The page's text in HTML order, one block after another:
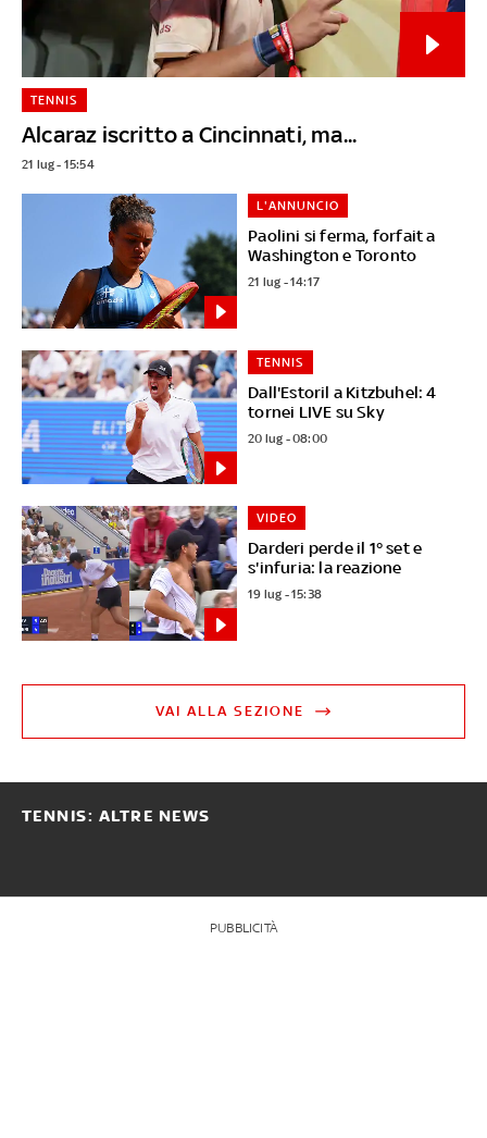
Alcaraz iscritto a Cincinnati, ma...
TENNIS
21 lug - 15:54
Paolini si ferma, forfait a
Washington e Toronto
L'ANNUNCIO
21 lug - 14:17
Dall'Estoril a Kitzbuhel: 4
tornei LIVE su Sky
TENNIS
20 lug - 08:00
Darderi perde il 1° set e
s'infuria: la reazione
VIDEO
19 lug - 15:38
VAI ALLA SEZIONE
TENNIS: ALTRE NEWS
PUBBLICITÀ